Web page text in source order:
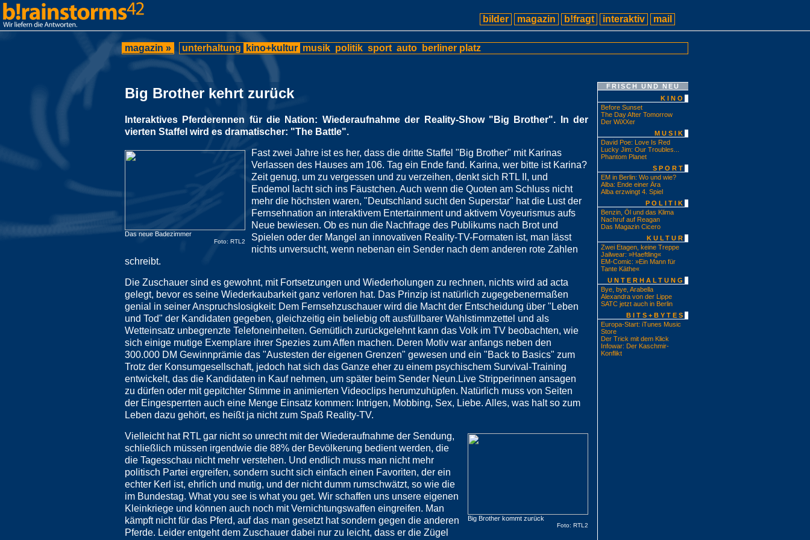
bilder magazin b!fragt interaktiv mail
magazin » unterhaltung kino+kultur musik politik sport auto berliner platz
Big Brother kehrt zurück
Interaktives Pferderennen für die Nation: Wiederaufnahme der Reality-Show "Big Brother". In der
vierten Staffel wird es dramatischer: "The Battle".
Das neue Badezimmer
Foto: RTL2
Fast zwei Jahre ist es her, dass die dritte Staffel "Big Brother" mit Karinas
Verlassen des Hauses am 106. Tag ein Ende fand. Karina, wer bitte ist Karina?
Zeit genug, um zu vergessen und zu verzeihen, denkt sich RTL II, und
Endemol lacht sich ins Fäustchen. Auch wenn die Quoten am Schluss nicht
mehr die höchsten waren, "Deutschland sucht den Superstar" hat die Lust der
Fernsehnation an interaktivem Entertainment und aktivem Voyeurismus aufs
Neue bewiesen. Ob es nun die Nachfrage des Publikums nach Brot und
Spielen oder der Mangel an innovativen Reality-TV-Formaten ist, man lässt
nichts unversucht, wenn nebenan ein Sender nach dem anderen rote Zahlen
schreibt.
Die Zuschauer sind es gewohnt, mit Fortsetzungen und Wiederholungen zu rechnen, nichts wird ad acta
gelegt, bevor es seine Wiederkaubarkeit ganz verloren hat. Das Prinzip ist natürlich zugegebenermaßen
genial in seiner Anspruchslosigkeit: Dem Fernsehzuschauer wird die Macht der Entscheidung über "Leben
und Tod" der Kandidaten gegeben, gleichzeitig ein beliebig oft ausfüllbarer Wahlstimmzettel und als
Wetteinsatz unbegrenzte Telefoneinheiten. Gemütlich zurückgelehnt kann das Volk im TV beobachten, wie
sich einige mutige Exemplare ihrer Spezies zum Affen machen. Deren Motiv war anfangs neben den
300.000 DM Gewinnprämie das "Austesten der eigenen Grenzen" gewesen und ein "Back to Basics" zum
Trotz der Konsumgesellschaft, jedoch hat sich das Ganze eher zu einem psychischem Survival-Training
entwickelt, das die Kandidaten in Kauf nehmen, um später beim Sender Neun.Live Stripperinnen ansagen
zu dürfen oder mit gepitchter Stimme in animierten Videoclips herumzuhüpfen. Natürlich muss von Seiten
der Eingesperrten auch eine Menge Einsatz kommen: Intrigen, Mobbing, Sex, Liebe. Alles, was halt so zum
Leben dazu gehört, es heißt ja nicht zum Spaß Reality-TV.
Big Brother kommt zurück
Foto: RTL2
Vielleicht hat RTL gar nicht so unrecht mit der Wiederaufnahme der Sendung,
schließlich müssen irgendwie die 88% der Bevölkerung bedient werden, die
die Tagesschau nicht mehr verstehen. Und endlich muss man nicht mehr
politisch Partei ergreifen, sondern sucht sich einfach einen Favoriten, der ein
echter Kerl ist, ehrlich und mutig, und der nicht dumm rumschwätzt, so wie die
im Bundestag. What you see is what you get. Wir schaffen uns unsere eigenen
Kleinkriege und können auch noch mit Vernichtungswaffen eingreifen. Man
kämpft nicht für das Pferd, auf das man gesetzt hat sondern gegen die anderen
Pferde. Leider entgeht dem Zuschauer dabei nur zu leicht, dass er die Zügel
FRISCH UND NEU
KINO
Before Sunset
The Day After Tomorrow
Der WiXXer
MUSIK
David Poe: Love Is Red
Lucky Jim: Our Troubles...
Phantom Planet
SPORT
EM in Berlin: Wo und wie?
Alba: Ende einer Ära
Alba erzwingt 4. Spiel
POLITIK
Benzin, Öl und das Klima
Nachruf auf Reagan
Das Magazin Cicero
KULTUR
Zwei Etagen, keine Treppe
Jailwear: »Haeftling«
EM-Comic: »Ein Mann für
Tante Käthe«
UNTERHALTUNG
Bye, bye, Arabella
Alexandra von der Lippe
SATC jetzt auch in Berlin
BITS+BYTES
Europa-Start: iTunes Music
Store
Der Trick mit dem Klick
Infowar: Der Kaschmir-
Konflikt